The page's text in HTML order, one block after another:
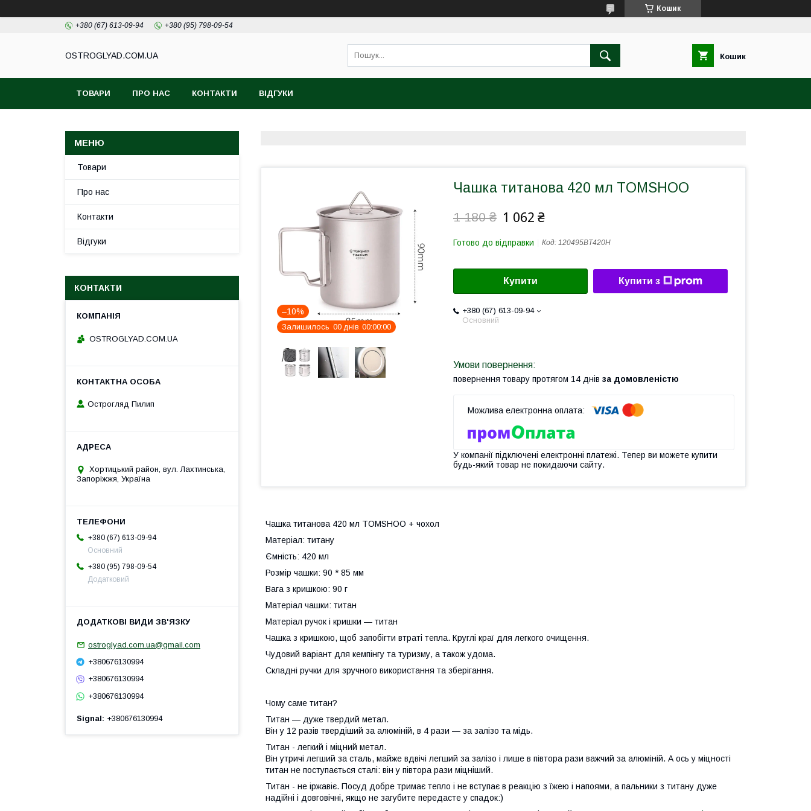
Кошик
+380 (67) 613-09-94 +380 (95) 798-09-54
ОSTROGLYAD.СOM.UA Кошик
ТОВАРИ ПРО НАС КОНТАКТИ ВІДГУКИ
–10%
Залишилось 00 днів 00 00 00
Чашка титанова 420 мл TOMSHOO
1 180 ₴ 1 062 ₴
Готово до відправки Код: 120495BТ420Н
Купити Купити з
+380 (67) 613-09-94
Основний
повернення товару протягом 14 днів за домовленістю
У компанії підключені електронні платежі. Тепер ви можете купити
будь-який товар не покидаючи сайту.
Чашка титанова 420 мл TOMSHOO + чохол
Матеріал: титану
Ємність: 420 мл
Розмір чашки: 90 * 85 мм
Вага з кришкою: 90 г
Матеріал чашки: титан
Матеріал ручок і кришки — титан
Чашка з кришкою, щоб запобігти втраті тепла. Круглі краї для легкого очищення.
Чудовий варіант для кемпінгу та туризму, а також удома.
Складні ручки для зручного використання та зберігання.
Чому саме титан?
Титан — дуже твердий метал.
Він у 12 разів твердіший за алюміній, в 4 рази — за залізо та мідь.
Титан - легкий і міцний метал.
Він утричі легший за сталь, майже вдвічі легший за залізо і лише в півтора рази важчий за алюміній. А ось у міцності
титан не поступається сталі: він у півтора рази міцніший.
Титан - не іржавіє. Посуд добре тримає тепло і не вступає в реакцію з їжею і напоями, а пальники з титану дуже
надійні і довговічні, якщо не загубите передасте у спадок:)
Товари
Про нас
Контакти
Відгуки
КОНТАКТИ
ОSTROGLYAD.СOM.UA
Острогляд Пилип
Хортицький район, вул. Лахтинська,
Запоріжжя, Україна
+380 (67) 613-09-94
Основний
+380 (95) 798-09-54
Додатковий
ostroglyad.com.ua@gmail.com
+380676130994
+380676130994
+380676130994
Signal +380676130994